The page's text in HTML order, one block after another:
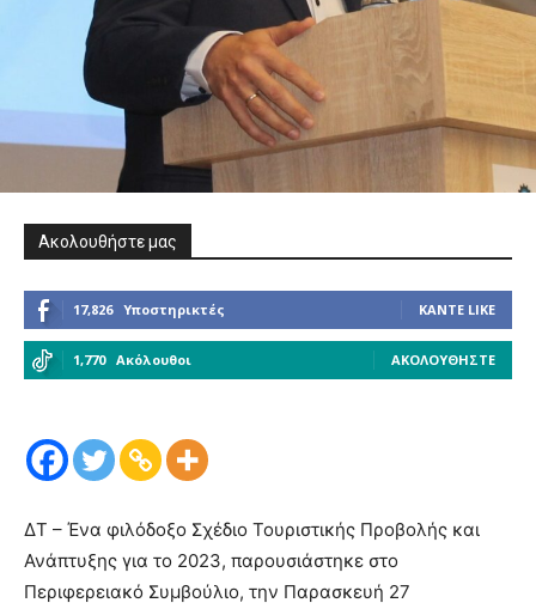
Ακολουθήστε μας
17,826 Υποστηρικτές ΚΆΝΤΕ LIKE
1,770 Ακόλουθοι ΑΚΟΛΟΥΘΉΣΤΕ
ΔΤ – Ένα φιλόδοξο Σχέδιο Τουριστικής Προβολής και
Ανάπτυξης για το 2023, παρουσιάστηκε στο
Περιφερειακό Συμβούλιο, την Παρασκευή 27